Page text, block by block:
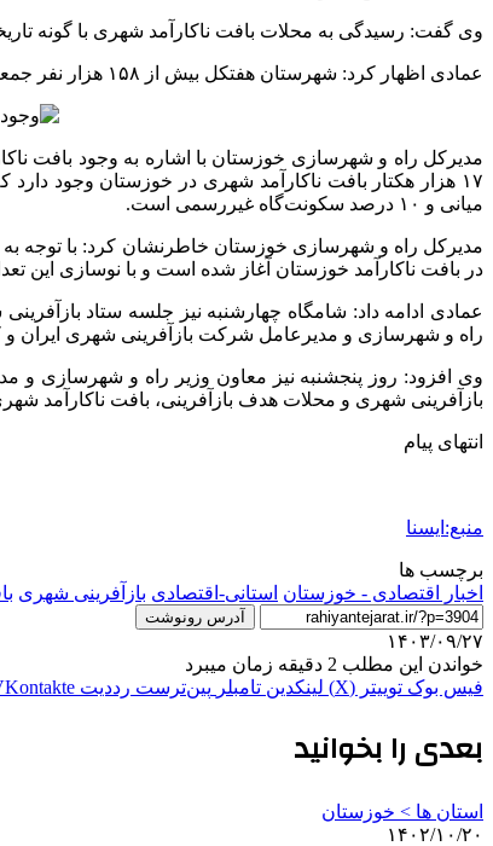
وی گفت: رسیدگی به محلات بافت ناکارآمد شهری با گونه
عمادی اظهار کرد: شهرستان هفتکل بیش از ۱۵۸ هزار نفر جمعیت و ۷۸۷ هکتار مساحت دارد که ۲۴۶ هکتار آن بافت فرسوده است.
مدیرکل راه و شهرسازی خوزستان با اشاره به وجود بافت
میانی و ۱۰ درصد سکونت‌گاه غیررسمی است.
در بافت ناکارآمد خوزستان آغاز شده است و با نوسازی این
عمادی ادامه داد: شامگاه چهارشنبه نیز جلسه ستاد
راه و شهرسازی و مدیرعامل شرکت بازآفرینی شهری ایران و
وی افزود: روز پنجشنبه نیز معاون وزیر راه و شهرسازی و
بازآفرینی شهری و محلات هدف بازآفرینی، بافت ناکارآمد
انتهای پیام
منبع:ایسنا
برچسب ها
اخبار اقتصادی - خوزستان استانی-اقتصادی بازآفرینی شهری
آدرس رونوشت
۱۴۰۳/۰۹/۲۷
خواندن این مطلب 2 دقیقه زمان میبرد
فیس بوک توییتر (X) لینکدین ‫تامبلر ‫پین‌ترست ‫رددیت
بعدی را بخوانید
استان ها > خوزستان
۱۴۰۲/۱۰/۲۰